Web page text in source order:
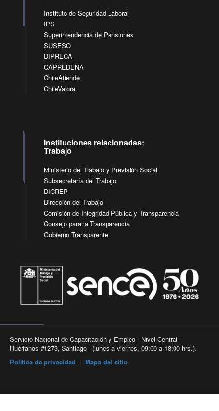
Instituto de Seguridad Laboral
IPS
Superintendencia de Pensiones
SUSESO
DIPRECA
CAPREDENA
ChileAtiende
ChileValora
Instituciones relacionadas:
Trabajo
Ministerio del Trabajo y Previsión Social
Subsecretaría del Trabajo
DICREP
Dirección del Trabajo
Comisión de Integridad Pública y Transparencia
Consejo para la Transparencia
Gobierno Transparente
Servicio Nacional de Capacitación y Empleo - Nivel Central -
Huérfanos #1273, Santiago - (lunes a viernes, 09:00 a 18:00 hrs.).
Política de privacidad
Mapa del sitio